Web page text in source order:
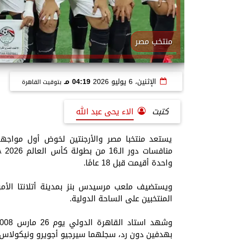
منتخب مصر
الإثنين، 6 يوليو 2026 04:19 مـ بتوقيت القاهرة
كتبت
الاء يحى عبد الله
يستعد منتخبا مصر والأرجنتين لخوض أول
واحدة أقيمت قبل 18 عامًا.
ويستضيف ملعب مرسيدس بنز بمدينة أتلانتا
المنتخبين على الساحة الدولية.
بهدفين دون رد، سجلهما سيرجيو أجويرو